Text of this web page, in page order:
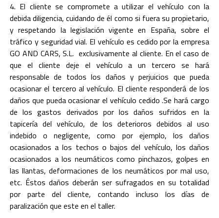
4. El cliente se compromete a utilizar el vehículo con la
debida diligencia, cuidando de él como si fuera su propietario,
y respetando la legislación vigente en España, sobre el
tráfico y seguridad vial. El vehículo es cedido por la empresa
GO AND CARS, S.L. exclusivamente al cliente. En el caso de
que el cliente deje el vehículo a un tercero se hará
responsable de todos los daños y perjuicios que pueda
ocasionar el tercero al vehículo. El cliente responderá de los
daños que pueda ocasionar el vehículo cedido .Se hará cargo
de los gastos derivados por los daños sufridos en la
tapicería del vehículo, de los deterioros debidos al uso
indebido o negligente, como por ejemplo, los daños
ocasionados a los techos o bajos del vehículo, los daños
ocasionados a los neumáticos como pinchazos, golpes en
las llantas, deformaciones de los neumáticos por mal uso,
etc. Éstos daños deberán ser sufragados en su totalidad
por parte del cliente, contando incluso los días de
paralización que este en el taller.